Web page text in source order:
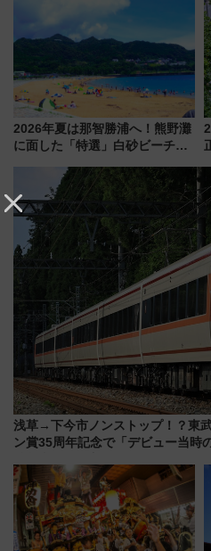
上級会員資格を効率よく獲得す
る方法を解説
2026年夏は那智勝浦へ！熊野灘
に面した「特選」白砂ビーチは
会」は8月11日開催！
浅草→下今市ノンストップ！？東
ン賞35周年記念で「デビュー当